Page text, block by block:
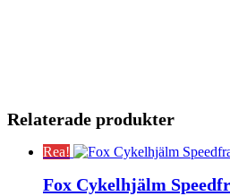
Relaterade produkter
Rea!
Fox Cykelhjälm